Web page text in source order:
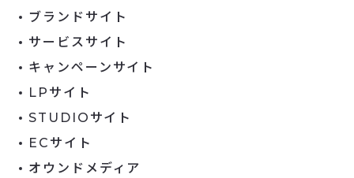
ブランドサイト
サービスサイト
キャンペーンサイト
LPサイト
STUDIOサイト
ECサイト
オウンドメディア